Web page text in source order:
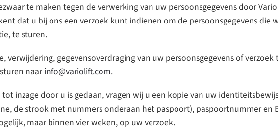
te maken tegen de verwerking van uw persoonsgegevens door
dat u bij ons een verzoek kunt indienen om de persoonsgegevens
te sturen.
verwijdering, gegevensoverdraging van uw persoonsgegevens of
naar info@variolift.com.
inzage door u is gedaan, vragen wij u een kopie van uw
de strook met nummers onderaan het paspoort), paspoortnummer en
maar binnen vier weken, op uw verzoek.